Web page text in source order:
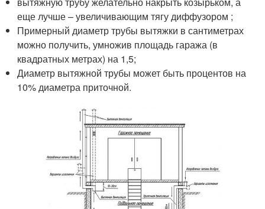
еще лучше – увеличивающим тягу диффузором ;
Примерный диаметр трубы вытяжки в сантиметрах
можно получить, умножив площадь гаража (в
квадратных метрах) на 1,5;
Диаметр вытяжной трубы может быть процентов на
10% диаметра приточной.